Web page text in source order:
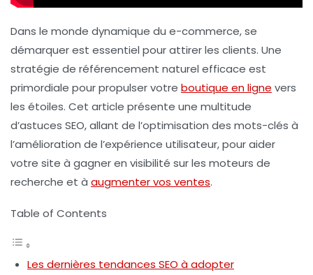
Dans le monde dynamique du e-commerce, se
démarquer est essentiel pour attirer les clients. Une
stratégie de référencement naturel efficace est
primordiale pour propulser votre boutique en ligne vers
les étoiles. Cet article présente une multitude
d’astuces SEO, allant de l’optimisation des mots-clés à
l’amélioration de l’expérience utilisateur, pour aider
votre site à gagner en visibilité sur les moteurs de
recherche et à augmenter vos ventes.
Table of Contents
Les dernières tendances SEO à adopter